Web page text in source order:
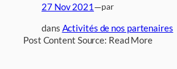
27 Nov 2021 —par
dans Activités de nos partenaires
Post Content Source: Read More